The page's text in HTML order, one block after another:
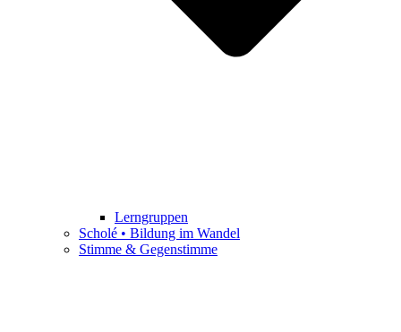
Lerngruppen
Scholé • Bildung im Wandel
Stimme & Gegenstimme